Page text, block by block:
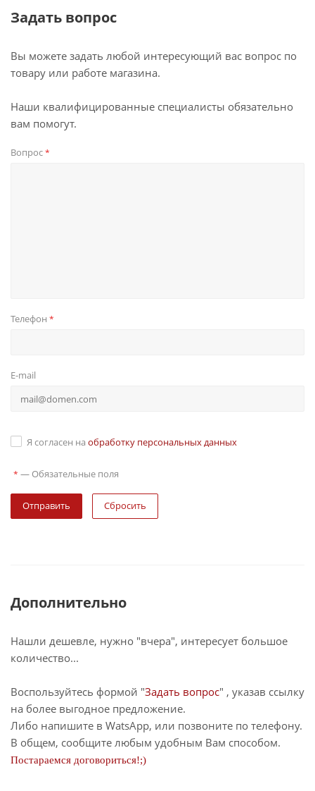
Задать вопрос
Вы можете задать любой интересующий вас вопрос по
товару или работе магазина.
Наши квалифицированные специалисты обязательно
вам помогут.
Вопрос*
Телефон *
E-mail
Я согласен на обработку персональных данных
* — Обязательные поля
Сбросить
Дополнительно
Нашли дешевле, нужно "вчера", интересует большое
количество...
Воспользуйтесь формой "Задать вопрос" , указав ссылку
на более выгодное предложение.
Либо напишите в WatsApp, или позвоните по телефону.
В общем, сообщите любым удобным Вам способом.
Постараемся договориться!;)